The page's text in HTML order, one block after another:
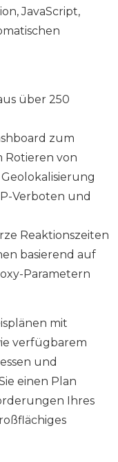
JavaScript,
über 250
zum
Rotieren von
Verboten und
Reaktionszeiten
basierend auf
Parametern
mit
verfügbarem
und
einen Plan
Ihres